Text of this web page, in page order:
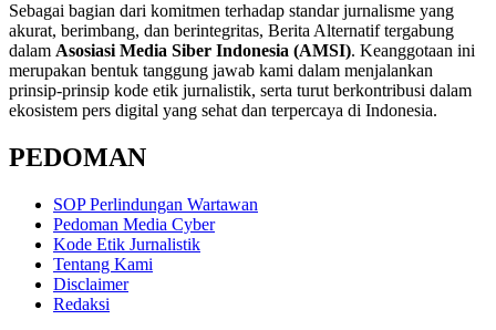
Sebagai bagian dari komitmen terhadap standar jurnalisme yang
akurat, berimbang, dan berintegritas, Berita Alternatif tergabung
dalam Asosiasi Media Siber Indonesia (AMSI). Keanggotaan ini
merupakan bentuk tanggung jawab kami dalam menjalankan
prinsip-prinsip kode etik jurnalistik, serta turut berkontribusi dalam
ekosistem pers digital yang sehat dan terpercaya di Indonesia.
PEDOMAN
SOP Perlindungan Wartawan
Pedoman Media Cyber
Kode Etik Jurnalistik
Tentang Kami
Disclaimer
Redaksi